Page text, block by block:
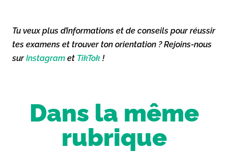
Tu veux plus d’informations et de conseils pour réussir
tes examens et trouver ton orientation ? Rejoins-nous
surInstagram et TikTok !
Dans la même
rubrique